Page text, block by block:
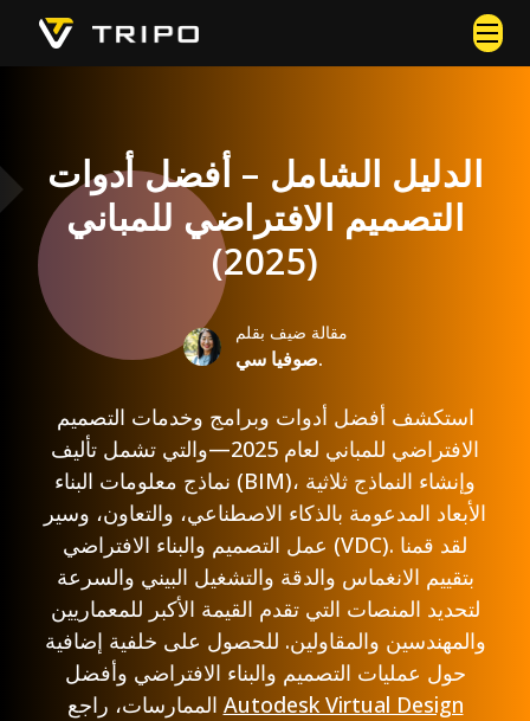
الدليل الشامل – أفضل أدوات
التصميم الافتراضي للمباني
(2025)
مقالة ضيف بقلم
صوفيا سي.
استكشف أفضل أدوات وبرامج وخدمات التصميم
الافتراضي للمباني لعام 2025—والتي تشمل تأليف
نماذج معلومات البناء (BIM)، وإنشاء النماذج ثلاثية
الأبعاد المدعومة بالذكاء الاصطناعي، والتعاون، وسير
عمل التصميم والبناء الافتراضي (VDC). لقد قمنا
بتقييم الانغماس والدقة والتشغيل البيني والسرعة
لتحديد المنصات التي تقدم القيمة الأكبر للمعماريين
والمهندسين والمقاولين. للحصول على خلفية إضافية
حول عمليات التصميم والبناء الافتراضي وأفضل
Autodesk Virtual Design